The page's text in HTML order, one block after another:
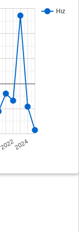
Hız
20222024